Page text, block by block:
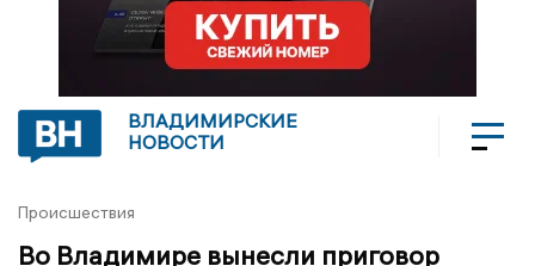
ВЛАДИМИРСКИЕ
НОВОСТИ
Происшествия
Во Владимире вынесли приговор